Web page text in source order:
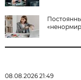
08.08.2026 21:49